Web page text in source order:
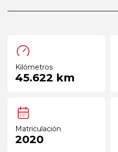
Kilómetros
45.622 km
Matriculación
2020